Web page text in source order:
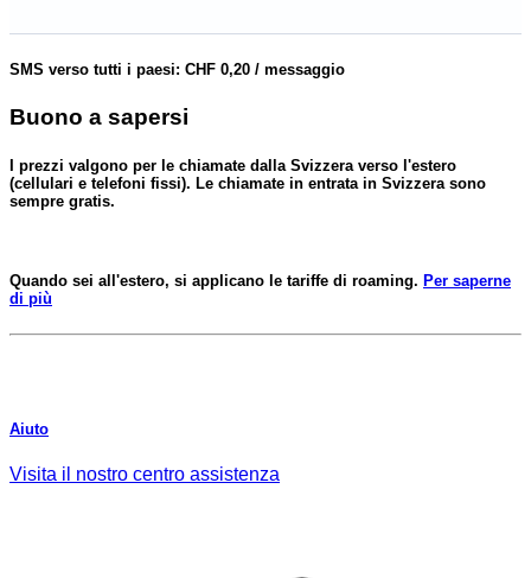
SMS verso tutti i paesi: CHF 0,20 / messaggio
Buono a sapersi
I prezzi valgono per le chiamate dalla Svizzera verso l'estero
(cellulari e telefoni fissi). Le chiamate in entrata in Svizzera sono
sempre gratis.
Quando sei all'estero, si applicano le tariffe di roaming. Per saperne
di più
Aiuto
Visita il nostro centro assistenza